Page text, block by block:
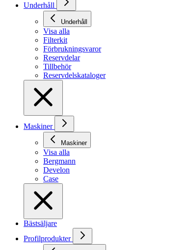
Underhåll
Underhåll
Visa alla
Filterkit
Förbrukningsvaror
Reservdelar
Tillbehör
Reservdelskataloger
Maskiner
Maskiner
Visa alla
Bergmann
Develon
Case
Bästsäljare
Profilprodukter